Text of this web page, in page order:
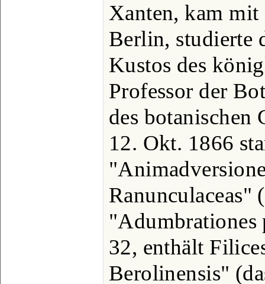
Xanten, kam mit
Berlin, studierte
Kustos des
Professor der
des botanischen
12. Okt. 1866
"Adumbrationes
32, enthält
Berolinensis"